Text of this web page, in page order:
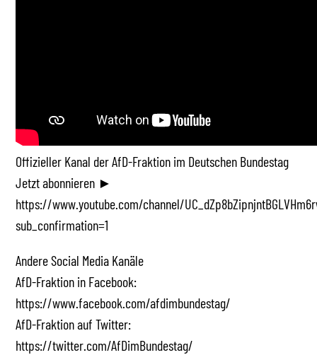
Offizieller Kanal der AfD-Fraktion im Deutschen Bundestag
Jetzt abonnieren ►
https://www.youtube.com/channel/
sub_confirmation=1
Andere Social Media Kanäle
AfD-Fraktion in Facebook:
https://www.facebook.com/afdimbundestag/
AfD-Fraktion auf Twitter:
https://twitter.com/AfDimBundestag/